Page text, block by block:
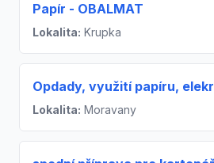
Papír - OBALMAT
Lokalita: Krupka
Opdady, využití papíru,
Lokalita: Moravany